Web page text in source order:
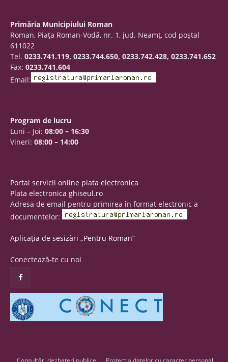
Primăria Municipiului Roman
Roman, Piaţa Roman-Vodă, nr. 1, jud. Neamţ, cod poştal
611022
Tel. 0233.741.119, 0233.744.650, 0233.742.428, 0233.741.652
Fax: 0233.741.604
Email:
Program de lucru
Luni – Joi: 08:00 – 16:30
Vineri: 08:00 – 14:00
Portal servicii online plata electronica
Plata electronica ghiseul.ro
Adresa de email pentru primirea în format electronic a
documentelor:
Aplicația de sesizări „Pentru Roman”
Conectează-te cu noi
Consultări dezbateri publice Protecția datelor cu caracter personal